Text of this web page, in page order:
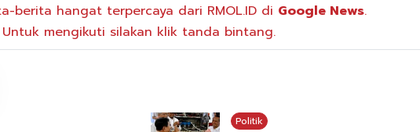
berita hangat terpercaya dari RMOL.ID di Google News.
Untuk mengikuti silakan klik tanda bintang.
Politik